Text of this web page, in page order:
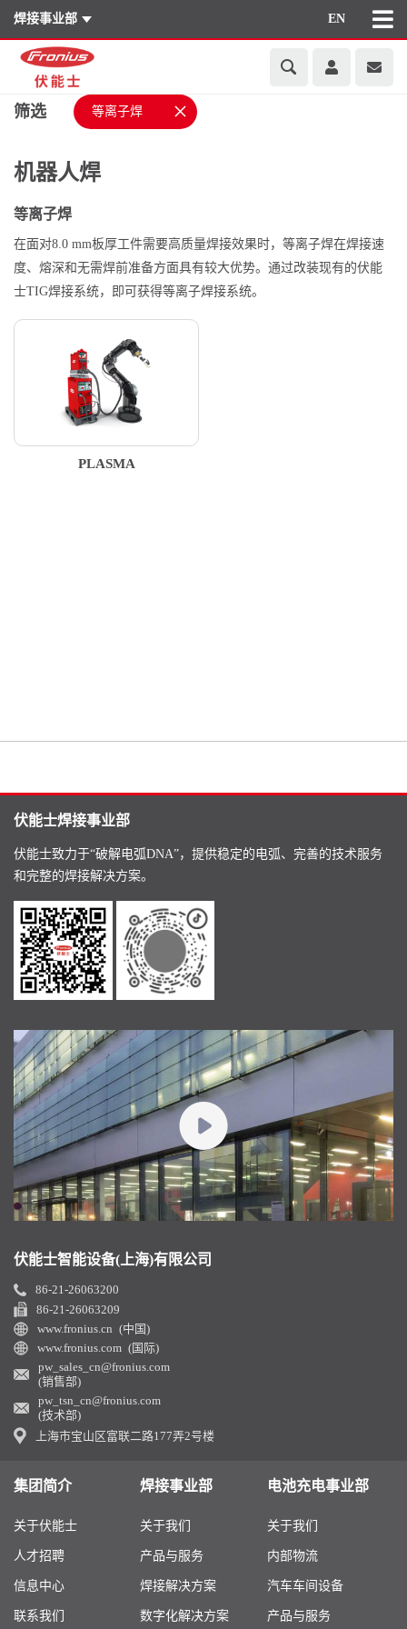
焊接事业部 EN
筛选 等离子焊 ×
机器人焊
等离子焊
在面对8.0 mm板厚工件需要高质量焊接效果时，等离子焊在焊接速
度、熔深和无需焊前准备方面具有较大优势。通过改装现有的伏能
士TIG焊接系统，即可获得等离子焊接系统。
PLASMA
伏能士焊接事业部
伏能士致力于“破解电弧DNA”，提供稳定的电弧、完善的技术服务
和完整的焊接解决方案。
伏能士智能设备(上海)有限公司
86-21-26063200
86-21-26063209
www.fronius.cn (中国)
www.fronius.com (国际)
pw_sales_cn@fronius.com
(销售部)
pw_tsn_cn@fronius.com
(技术部)
上海市宝山区富联二路177弄2号楼
集团简介
关于伏能士
人才招聘
信息中心
联系我们
焊接事业部
关于我们
产品与服务
焊接解决方案
数字化解决方案
电池充电事业部
关于我们
内部物流
汽车车间设备
产品与服务